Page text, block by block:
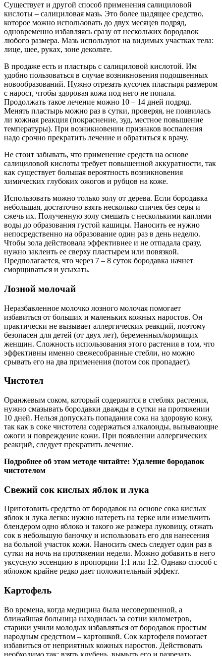
Существует и другой способ применения салициловой
кислоты – салициловая мазь. Это более щадящее средство,
которое можно использовать до двух месяцев подряд,
одновременно избавляясь сразу от нескольких бородавок
любого размера. Мазь используют на видимых участках тела:
лице, шее, руках, зоне декольте.
В продаже есть и пластырь с салициловой кислотой. Им
удобно пользоваться в случае возникновения подошвенных
новообразований. Нужно отрезать кусочек пластыря размером
с нарост, чтобы здоровая кожа под него не попала.
Продолжать такое лечение можно 10 – 14 дней подряд.
Менять пластырь можно раз в сутки, проверяя, не появилась
ли кожная реакция (покраснение, зуд, местное повышение
температуры). При возникновении признаков воспаления
надо срочно прекратить лечение и обратиться к врачу.
Не стоит забывать, что применение средств на основе
салициловой кислоты требует повышенной аккуратности, так
как существует большая вероятность возникновения
химических глубоких ожогов и рубцов на коже.
Использовать можно только золу от дерева. Если бородавка
небольшая, достаточно взять несколько спичек без серы и
сжечь их. Полученную золу смешать с несколькими каплями
воды до образования густой кашицы. Наносить ее нужно
непосредственно на образование один раз в день неделю.
Чтобы зола действовала эффективнее и не отпадала сразу,
нужно заклеить ее сверху пластырем или повязкой.
Предполагается, что через 7 – 8 суток бородавка начнет
сморщиваться и усыхать.
Лозной молочай
Неразбавленное молочко лозного молочая помогает
избавиться от больших и маленьких кожных наростов. Он
практически не вызывает аллергических реакций, поэтому
безопасен для детей (от двух лет), беременных/кормящих
женщин. Сложность использования этого растения в том, что
эффективны именно свежесобранные стебли, но можно
срывать его на два применения (потом сок пропадает).
Чистотел
Оранжевым соком, который содержится в стеблях растения,
нужно смазывать бородавки дважды в сутки на протяжении
10 дней. Нельзя допускать попадания сока на здоровую кожу,
так как в соке чистотела содержаться алкалоиды, вызывающие
ожоги и повреждение кожи. При появлении аллергических
реакций, следует прекратить лечение.
Подробнее об этом методе читайте: Удаление бородавок
чистотелом
Свежий сок кислых яблок и лука
Приготовить средство от бородавок на основе сока кислых
яблок и лука легко: нужно натереть на терке или измельчить
блендером одно яблоко и такого же размера луковицу, отжать
сок в небольшую баночку и использовать его для нанесения
на больной участок кожи. Наносить смесь следует один раз в
сутки на ночь на протяжении недели. Можно добавить в него
уксусную эссенцию в пропорции 1:1 или 1:2. Однако способ с
яблоком крайне редко дает положительный эффект.
Картофель
Во времена, когда медицина была несовершенной, а
ближайшая больница находилась за сотни километров,
старики учили молодых избавляться от бородавок простым
народным средством – картошкой. Сок картофеля помогает
избавиться от неприятных кожных наростов. Действовать
необходимо так: взять клубень, вымыть его и разрезать